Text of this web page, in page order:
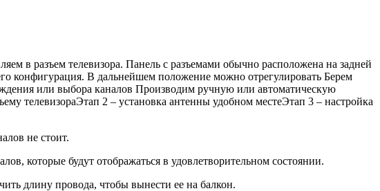
в разъем телевизора. Панель с разъемами обычно расположена на задней
конфигурация. В дальнейшем положение можно отрегулировать Берем
или выбора каналов Производим ручную или автоматическую
телевизораЭтап 2 – установка антенны удобном местеЭтап 3 – настройка
не стоит.
которые будут отображаться в удовлетворительном состоянии.
длину провода, чтобы вынести ее на балкон.